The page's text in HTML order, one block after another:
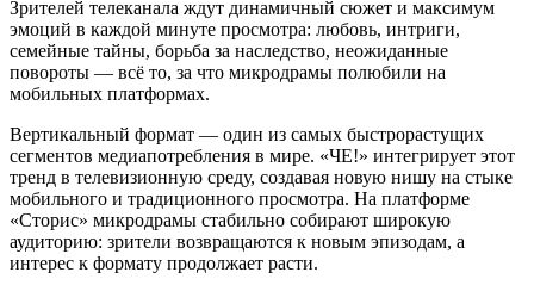
Зрителей телеканала ждут динамичный сюжет и максимум
эмоций в каждой минуте просмотра: любовь, интриги,
семейные тайны, борьба за наследство, неожиданные
повороты — всё то, за что микродрамы полюбили на
мобильных платформах.
Вертикальный формат — один из самых быстрорастущих
сегментов медиапотребления в мире. «ЧЕ!» интегрирует этот
тренд в телевизионную среду, создавая новую нишу на стыке
мобильного и традиционного просмотра. На платформе
«Сторис» микродрамы стабильно собирают широкую
аудиторию: зрители возвращаются к новым эпизодам, а
интерес к формату продолжает расти.